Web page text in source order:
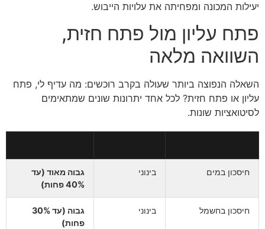
יעילות המכונה ומפחיתה את עלויות הייבוש.
פתח עליון מול פתח חזית,
השוואה מלאה
השאלה הנפוצה ביותר שעולה בקרב רוכשים: מה עדיף לי, פתח
עליון או פתח חזית? לכל אחד יתרונות שונים שמתאימים
לסיטואציות שונות.
חיסכון במים בינוני
גבוה מאוד (עד
40% פחות)
חיסכון בחשמל בינוני
גבוה (עד 30%
פחות)